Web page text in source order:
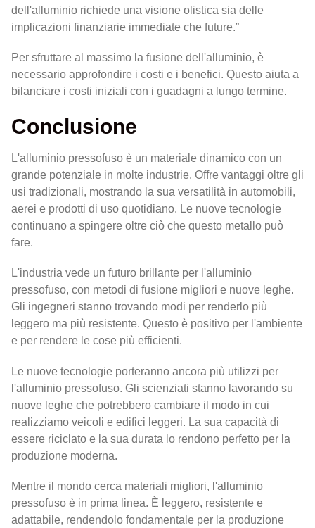
dell'alluminio richiede una visione olistica sia delle
implicazioni finanziarie immediate che future.”
Per sfruttare al massimo la fusione dell'alluminio, è
necessario approfondire i costi e i benefici. Questo aiuta a
bilanciare i costi iniziali con i guadagni a lungo termine.
Conclusione
L'alluminio pressofuso è un materiale dinamico con un
grande potenziale in molte industrie. Offre vantaggi oltre gli
usi tradizionali, mostrando la sua versatilità in automobili,
aerei e prodotti di uso quotidiano. Le nuove tecnologie
continuano a spingere oltre ciò che questo metallo può
fare.
L'industria vede un futuro brillante per l'alluminio
pressofuso, con metodi di fusione migliori e nuove leghe.
Gli ingegneri stanno trovando modi per renderlo più
leggero ma più resistente. Questo è positivo per l'ambiente
e per rendere le cose più efficienti.
Le nuove tecnologie porteranno ancora più utilizzi per
l'alluminio pressofuso. Gli scienziati stanno lavorando su
nuove leghe che potrebbero cambiare il modo in cui
realizziamo veicoli e edifici leggeri. La sua capacità di
essere riciclato e la sua durata lo rendono perfetto per la
produzione moderna.
Mentre il mondo cerca materiali migliori, l'alluminio
pressofuso è in prima linea. È leggero, resistente e
adattabile, rendendolo fondamentale per la produzione